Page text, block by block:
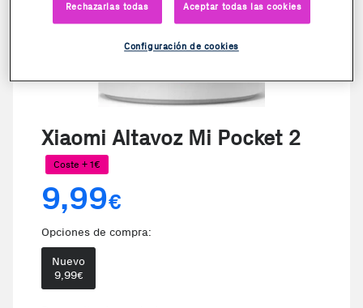
Xiaomi Altavoz Mi Pocket 2
Coste + 1€
9,99€
Opciones de compra:
Nuevo
9,99€
Rechazarlas todas Aceptar todas las cookies
Configuración de cookies